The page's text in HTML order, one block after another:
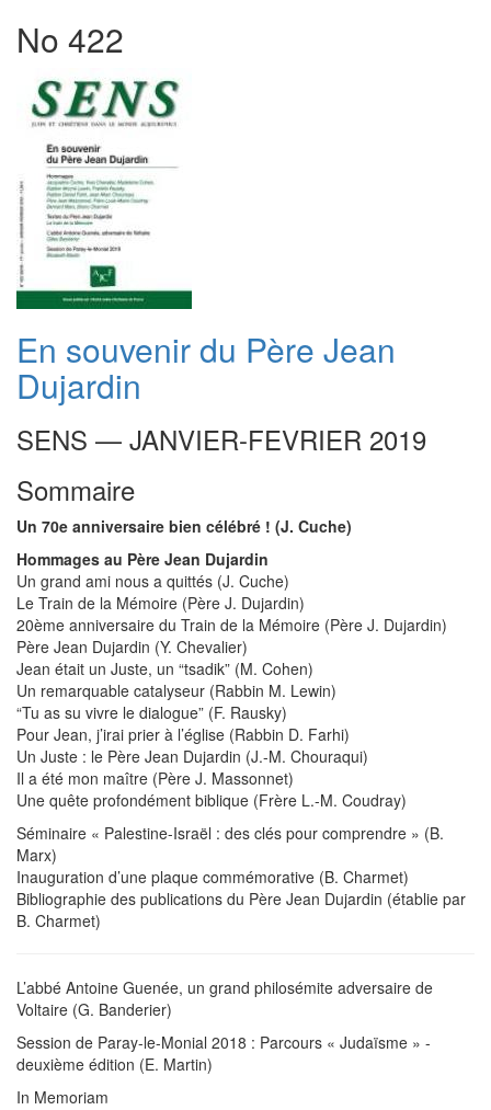
No 422
En souvenir du Père Jean
Dujardin
SENS — JANVIER-FEVRIER 2019
Sommaire
Un 70e anniversaire bien célébré ! (J. Cuche)
Hommages au Père Jean Dujardin
Un grand ami nous a quittés (J. Cuche)
Le Train de la Mémoire (Père J. Dujardin)
20ème anniversaire du Train de la Mémoire (Père J. Dujardin)
Père Jean Dujardin (Y. Chevalier)
Jean était un Juste, un “tsadik” (M. Cohen)
Un remarquable catalyseur (Rabbin M. Lewin)
“Tu as su vivre le dialogue” (F. Rausky)
Pour Jean, j’irai prier à l’église (Rabbin D. Farhi)
Un Juste : le Père Jean Dujardin (J.-M. Chouraqui)
Il a été mon maître (Père J. Massonnet)
Une quête profondément biblique (Frère L.-M. Coudray)
Séminaire « Palestine-Israël : des clés pour comprendre » (B.
Marx)
Inauguration d’une plaque commémorative (B. Charmet)
Bibliographie des publications du Père Jean Dujardin (établie par
B. Charmet)
L’abbé Antoine Guenée, un grand philosémite adversaire de
Voltaire (G. Banderier)
Session de Paray-le-Monial 2018 : Parcours « Judaïsme » -
deuxième édition (E. Martin)
In Memoriam